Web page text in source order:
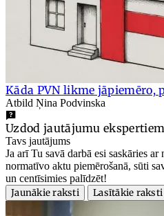
Kāda PVN likme jāpiemēro,
Atbild Ņina Podvinska
Uzdod jautājumu
Tavs jautājums
Ja arī Tu savā darbā esi saskāries
normatīvo aktu piemērošanā, sūti
un centīsimies palīdzēt!
Jaunākie raksti
Lasītākie raksti